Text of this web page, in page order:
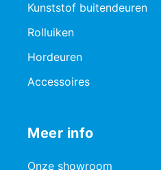
Kunststof buitendeuren
Rolluiken
Hordeuren
Accessoires
Meer info
Onze showroom